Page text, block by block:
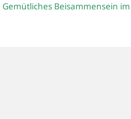
Gemütliches Beisammensein